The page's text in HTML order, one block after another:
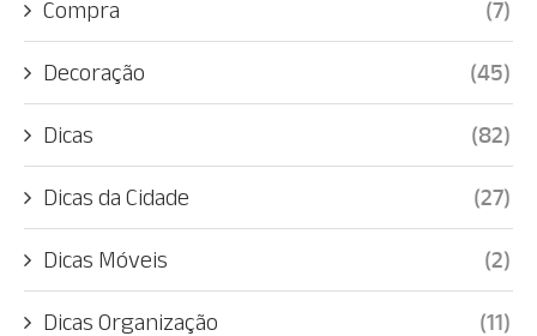
Compra (7)
Decoração (45)
Dicas (82)
Dicas da Cidade (27)
Dicas Móveis (2)
Dicas Organização (11)